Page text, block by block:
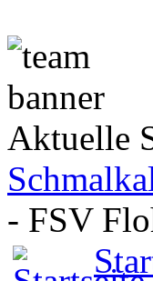
Aktuelle
- FSV